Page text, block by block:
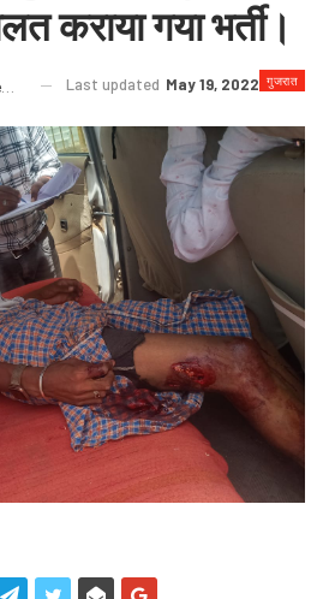
कराया गया भर्ती।
गुजरात
Last updated May 19, 2022